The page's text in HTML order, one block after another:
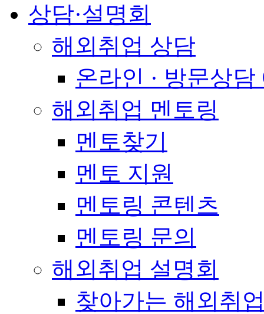
상담·설명회
해외취업 상담
온라인 · 방문상담
해외취업 멘토링
멘토찾기
멘토 지원
멘토링 콘텐츠
멘토링 문의
해외취업 설명회
찾아가는 해외취